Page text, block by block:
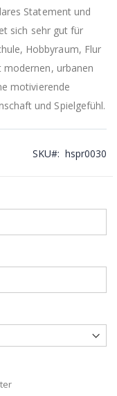
Statement und
sich sehr gut für
Hobbyraum, Flur
urbanen
motivierende
und Spielgefühl.
SKU hspr0030